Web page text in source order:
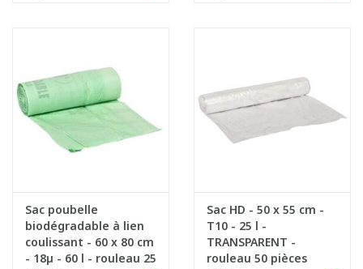
Sac poubelle
biodégradable à lien
coulissant - 60 x 80 cm
- 18µ - 60 l - rouleau 25
Sac HD - 50 x 55 cm -
T10 - 25 l -
TRANSPARENT -
rouleau 50 pièces